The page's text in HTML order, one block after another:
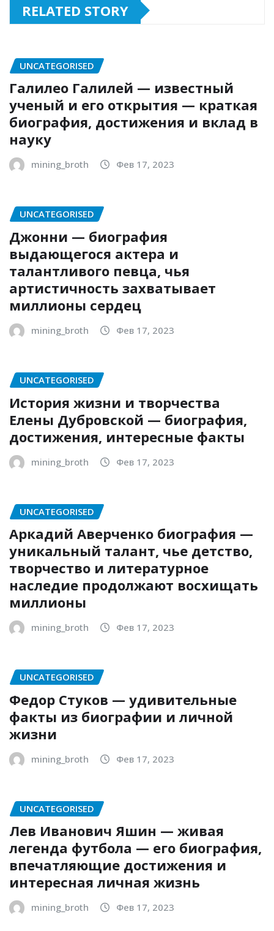
RELATED STORY
UNCATEGORISED
Галилео Галилей — известный
ученый и его открытия — краткая
биография, достижения и вклад в
науку
mining_broth Фев 17, 2023
UNCATEGORISED
Джонни — биография
выдающегося актера и
талантливого певца, чья
артистичность захватывает
миллионы сердец
mining_broth Фев 17, 2023
UNCATEGORISED
История жизни и творчества
Елены Дубровской — биография,
достижения, интересные факты
mining_broth Фев 17, 2023
UNCATEGORISED
Аркадий Аверченко биография —
уникальный талант, чье детство,
творчество и литературное
наследие продолжают восхищать
миллионы
mining_broth Фев 17, 2023
UNCATEGORISED
Федор Стуков — удивительные
факты из биографии и личной
жизни
mining_broth Фев 17, 2023
UNCATEGORISED
Лев Иванович Яшин — живая
легенда футбола — его биография,
впечатляющие достижения и
интересная личная жизнь
mining_broth Фев 17, 2023